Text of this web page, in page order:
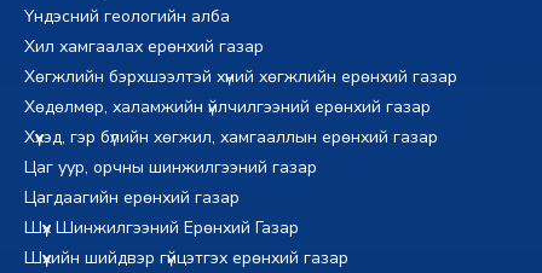
Үндэсний геологийн алба
Хил хамгаалах ерөнхий газар
Хөгжлийн бэрхшээлтэй хүний хөгжлийн ерөнхий газар
Хөдөлмөр, халамжийн үйлчилгээний ерөнхий газар
Хүүхэд, гэр бүлийн хөгжил, хамгааллын ерөнхий газар
Цаг уур, орчны шинжилгээний газар
Цагдаагийн ерөнхий газар
Шүүх Шинжилгээний Ерөнхий Газар
Шүүхийн шийдвэр гүйцэтгэх ерөнхий газар